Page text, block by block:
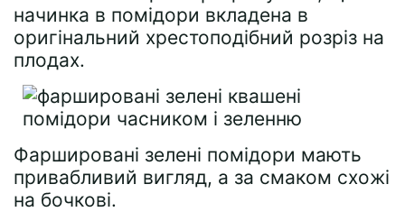
начинка в помідори вкладена в
оригінальний хрестоподібний розріз на
плодах.
Фаршировані зелені помідори мають
привабливий вигляд, а за смаком схожі
на бочкові.